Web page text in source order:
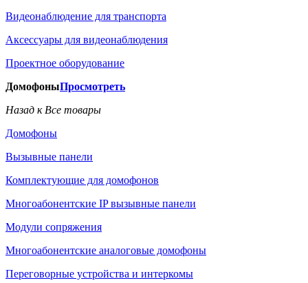
Видеонаблюдение для транспорта
Аксессуары для видеонаблюдения
Проектное оборудование
ДомофоныПросмотреть
Назад к Все товары
Домофоны
Вызывные панели
Комплектующие для домофонов
Многоабонентские IP вызывные панели
Модули сопряжения
Многоабонентские аналоговые домофоны
Переговорные устройства и интеркомы